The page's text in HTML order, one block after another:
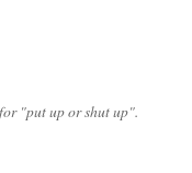
"put up or shut up".